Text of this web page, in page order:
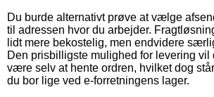
Du burde alternativt prøve at vælge
til adressen hvor du arbejder.
lidt mere bekostelig, men endvidere
Den prisbilligste mulighed for levering vil
være selv at hente ordren, hvilket dog
du bor lige ved e-forretningens lager.